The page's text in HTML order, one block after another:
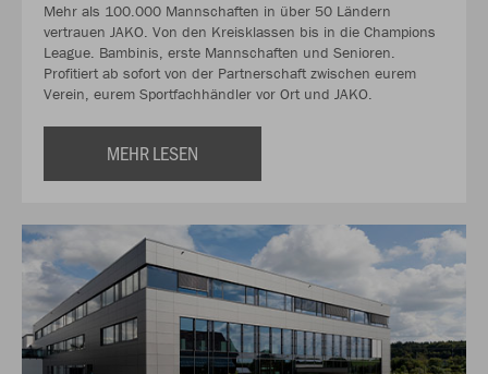
Mehr als 100.000 Mannschaften in über 50 Ländern
vertrauen JAKO. Von den Kreisklassen bis in die Champions
League. Bambinis, erste Mannschaften und Senioren.
Profitiert ab sofort von der Partnerschaft zwischen eurem
Verein, eurem Sportfachhändler vor Ort und JAKO.
MEHR LESEN